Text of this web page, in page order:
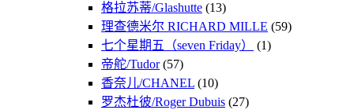
格拉苏蒂/Glashutte (13)
理查德米尔 RICHARD MILLE (59)
七个星期五（seven Friday）
(1)
帝舵/Tudor(57)
香奈儿/CHANEL (10)
罗杰杜彼/Roger Dubuis (27)